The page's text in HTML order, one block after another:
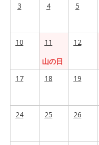
3 4 5
10
11
山の日
12
17
18 19
24 25 26